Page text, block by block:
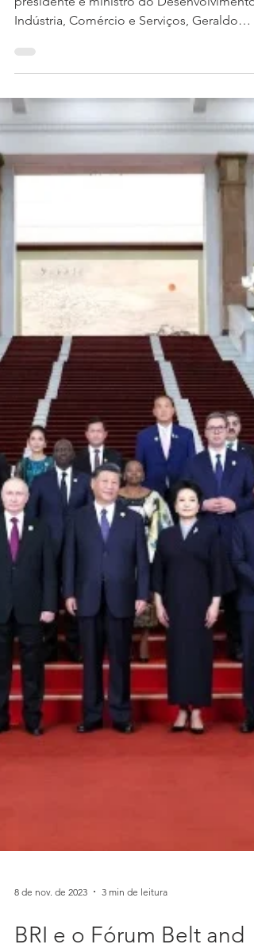
Nesta terça-feira, dia 04 de junho, o vice-
Indústria, Comércio e Serviços, Geraldo
Alckmin,...